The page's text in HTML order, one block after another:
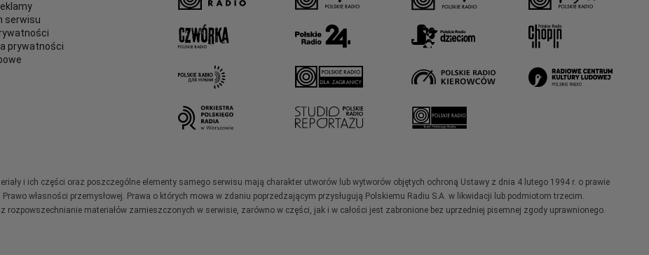
serwisu
prywatności
i ich części oraz poszczególne elementy samego serwisu mają charakter utworów lub wytworów objętych ochroną Ustawy z dnia 4 lutego 1994 r. o prawie
własności przemysłowej. Prawa o których mowa w zdaniu poprzedzającym przysługują Polskiemu Radiu S.A. w likwidacji lub podmiotom trzecim.
rozpowszechnianie materiałów zamieszczonych w serwisie, zarówno w części, jak i w całości jest zabronione bez uprzedniej pisemnej zgody uprawnionego.